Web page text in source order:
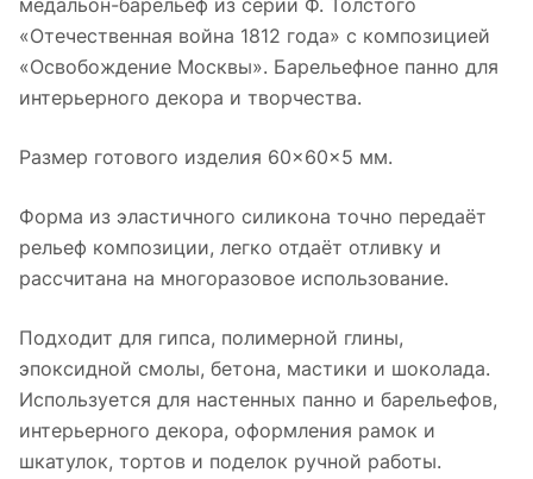
медальон-барельеф из серии Ф. Толстого
«Отечественная война 1812 года» с композицией
«Освобождение Москвы». Барельефное панно для
интерьерного декора и творчества.
Размер готового изделия 60×60×5 мм.
Форма из эластичного силикона точно передаёт
рельеф композиции, легко отдаёт отливку и
рассчитана на многоразовое использование.
Подходит для гипса, полимерной глины,
эпоксидной смолы, бетона, мастики и шоколада.
Используется для настенных панно и барельефов,
интерьерного декора, оформления рамок и
шкатулок, тортов и поделок ручной работы.